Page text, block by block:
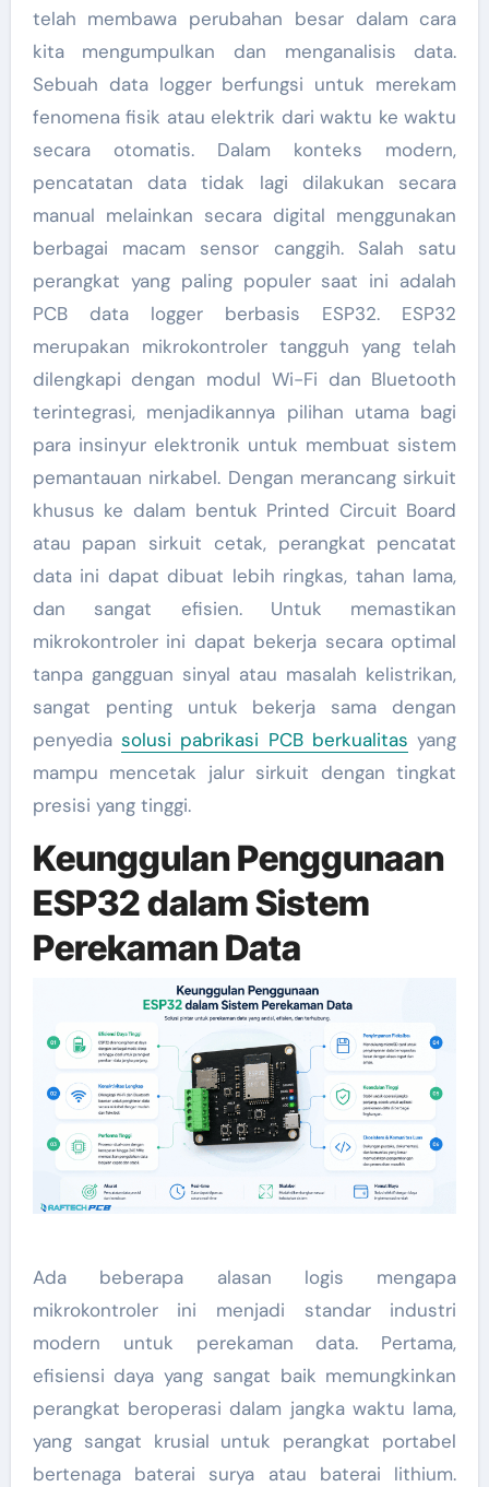
telah membawa perubahan besar dalam cara
kita mengumpulkan dan menganalisis data.
Sebuah data logger berfungsi untuk merekam
fenomena fisik atau elektrik dari waktu ke waktu
secara otomatis. Dalam konteks modern,
pencatatan data tidak lagi dilakukan secara
manual melainkan secara digital menggunakan
berbagai macam sensor canggih. Salah satu
perangkat yang paling populer saat ini adalah
PCB data logger berbasis ESP32. ESP32
merupakan mikrokontroler tangguh yang telah
dilengkapi dengan modul Wi-Fi dan Bluetooth
terintegrasi, menjadikannya pilihan utama bagi
para insinyur elektronik untuk membuat sistem
pemantauan nirkabel. Dengan merancang sirkuit
khusus ke dalam bentuk Printed Circuit Board
atau papan sirkuit cetak, perangkat pencatat
data ini dapat dibuat lebih ringkas, tahan lama,
dan sangat efisien. Untuk memastikan
mikrokontroler ini dapat bekerja secara optimal
tanpa gangguan sinyal atau masalah kelistrikan,
sangat penting untuk bekerja sama dengan
penyediasolusi pabrikasi PCB berkualitas yang
mampu mencetak jalur sirkuit dengan tingkat
presisi yang tinggi.
Keunggulan Penggunaan
ESP32 dalam Sistem
Perekaman Data
Ada beberapa alasan logis mengapa
mikrokontroler ini menjadi standar industri
modern untuk perekaman data. Pertama,
efisiensi daya yang sangat baik memungkinkan
perangkat beroperasi dalam jangka waktu lama,
yang sangat krusial untuk perangkat portabel
bertenaga baterai surya atau baterai lithium.